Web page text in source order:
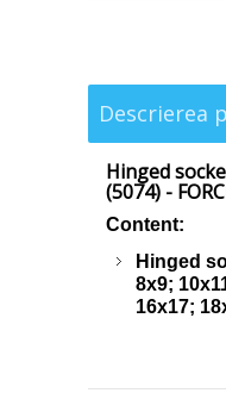
Descrierea
Hinged
(5074) -
Content:
Hinged
8x9;
16x17;